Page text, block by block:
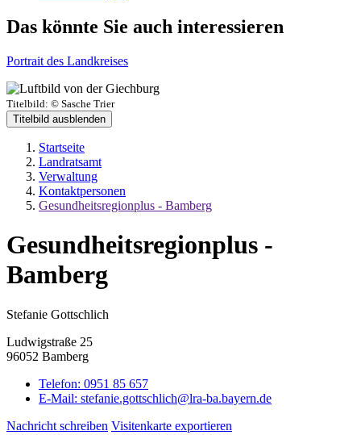
Das könnte Sie auch interessieren
Portrait des Landkreises
Titelbild: © Sasche Trier
Titelbild ausblenden
Startseite
Landratsamt
Verwaltung
Kontaktpersonen
Gesundheitsregionplus - Bamberg
Gesundheitsregionplus -
Bamberg
Stefanie Gottschlich
Ludwigstraße 25
96052 Bamberg
Telefon: 0951 85 657
E-Mail: stefanie.gottschlich@lra-ba.bayern.de
Nachricht schreiben Visitenkarte exportieren